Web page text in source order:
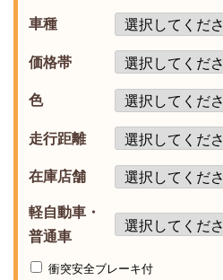
車種
価格帯
色
走行距離
在庫店舗
軽自動車・
普通車
衝突安全ブレーキ付